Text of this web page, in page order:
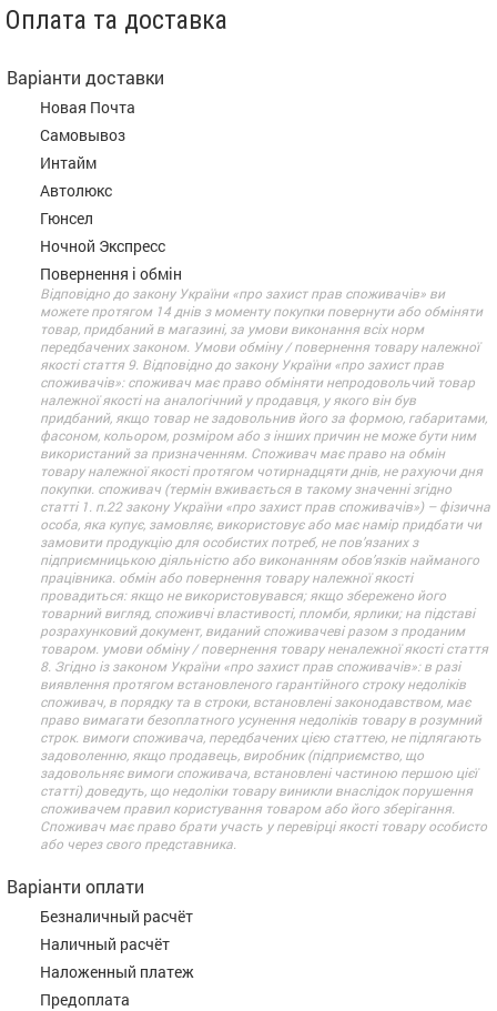
Оплата та доставка
Варіанти доставки
Новая Почта
Самовывоз
Интайм
Автолюкс
Гюнсел
Ночной Экспресс
Повернення і обмін
Відповідно до закону України «про захист прав споживачів» ви
можете протягом 14 днів з моменту покупки повернути або обміняти
товар, придбаний в магазині, за умови виконання всіх норм
передбачених законом. Умови обміну / повернення товару належної
якості стаття 9. Відповідно до закону України «про захист прав
споживачів»: споживач має право обміняти непродовольчий товар
належної якості на аналогічний у продавця, у якого він був
придбаний, якщо товар не задовольнив його за формою, габаритами,
фасоном, кольором, розміром або з інших причин не може бути ним
використаний за призначенням. Споживач має право на обмін
товару належної якості протягом чотирнадцяти днів, не рахуючи дня
покупки. споживач (термін вживається в такому значенні згідно
статті 1. п.22 закону України «про захист прав споживачів») – фізична
особа, яка купує, замовляє, використовує або має намір придбати чи
замовити продукцію для особистих потреб, не пов’язаних з
підприємницькою діяльністю або виконанням обов’язків найманого
працівника. обмін або повернення товару належної якості
провадиться: якщо не використовувався; якщо збережено його
товарний вигляд, споживчі властивості, пломби, ярлики; на підставі
розрахунковий документ, виданий споживачеві разом з проданим
товаром. умови обміну / повернення товару неналежної якості стаття
8. Згідно із законом України «про захист прав споживачів»: в разі
виявлення протягом встановленого гарантійного строку недоліків
споживач, в порядку та в строки, встановлені законодавством, має
право вимагати безоплатного усунення недоліків товару в розумний
строк. вимоги споживача, передбачених цією статтею, не підлягають
задоволенню, якщо продавець, виробник (підприємство, що
задовольняє вимоги споживача, встановлені частиною першою цієї
статті) доведуть, що недоліки товару виникли внаслідок порушення
споживачем правил користування товаром або його зберігання.
Споживач має право брати участь у перевірці якості товару особисто
або через свого представника.
Варіанти оплати
Безналичный расчёт
Наличный расчёт
Наложенный платеж
Предоплата